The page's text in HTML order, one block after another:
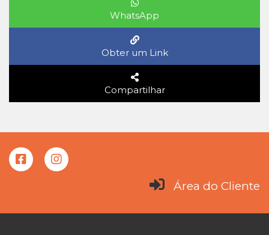
WhatsApp
Obter um Link
Compartilhar
Área do Cliente